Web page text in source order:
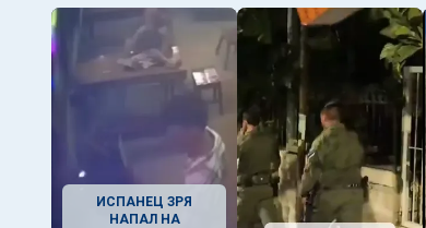
ИСПАНЕЦ ЗРЯ
НАПАЛ НА